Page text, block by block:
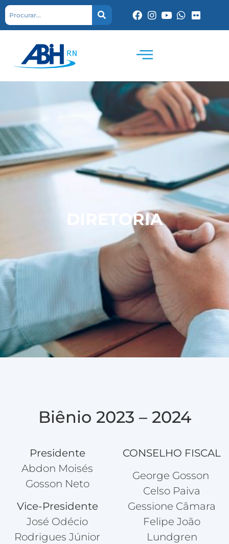
DIRETORIA
Biênio 2023 – 2024
Presidente
Abdon Moisés
Gosson Neto
Vice-Presidente
José Odécio
Rodrigues Júnior
CONSELHO FISCAL
George Gosson
Celso Paiva
Gessione Câmara
Felipe João
Lundgren